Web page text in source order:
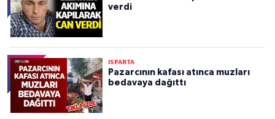
verdi
ISPARTA
Pazarcının kafası atınca muzları
bedavaya dağıttı